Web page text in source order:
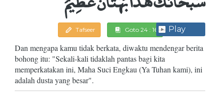
Tafseer Goto 24 : 16 Play
Dan mengapa kamu tidak berkata, diwaktu mendengar berita
bohong itu: "Sekali-kali tidaklah pantas bagi kita
memperkatakan ini, Maha Suci Engkau (Ya Tuhan kami), ini
adalah dusta yang besar".